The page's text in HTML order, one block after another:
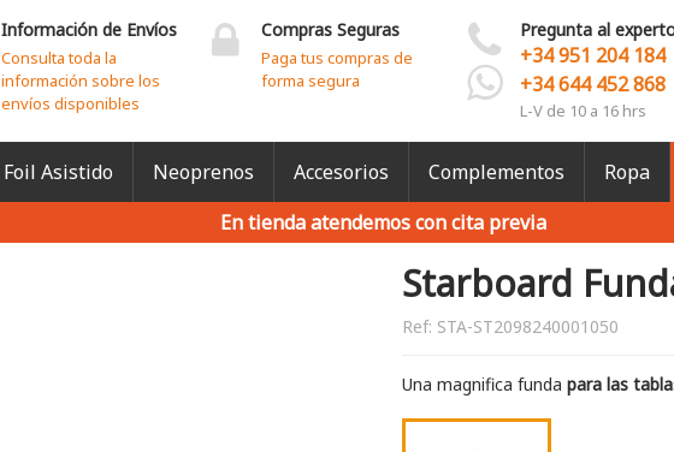
Información de Envíos
Consulta toda la
información sobre los
envíos disponibles
Compras Seguras
Paga tus compras de
forma segura
Pregunta al
+34 951 204 184
+34 644 452 868
L-V de 10 a 16 hrs
Foil Asistido Neoprenos Accesorios Complementos Ropa
En tienda atendemos con cita previa
Starboard
Ref: STA-ST2098240001050
Una magnifica funda para las